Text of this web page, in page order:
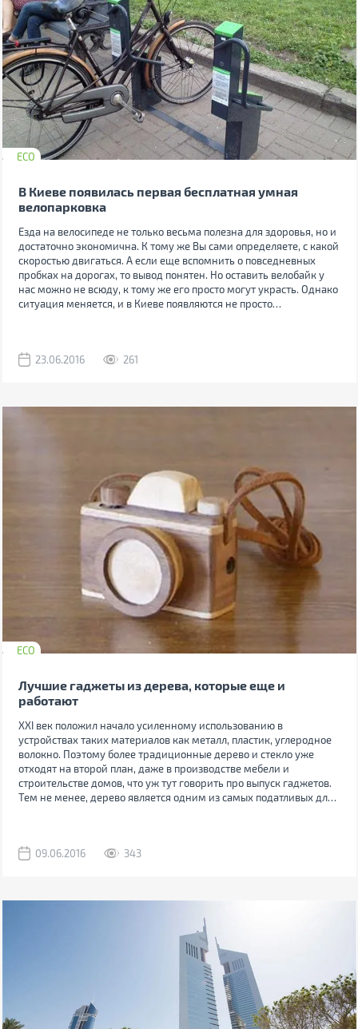
ECO
В Киеве появилась первая бесплатная умная
велопарковка
Езда на велосипеде не только весьма полезна для здоровья, но и
достаточно экономична. К тому же Вы сами определяете, с какой
скоростью двигаться. А если еще вспомнить о повседневных
пробках на дорогах, то вывод понятен. Но оставить велобайк у
нас можно не всюду, к тому же его просто могут украсть. Однако
ситуация меняется, и в Киеве появляются не просто
23.06.2016 261
ECO
Лучшие гаджеты из дерева, которые еще и
работают
XXI век положил начало усиленному использованию в
устройствах таких материалов как металл, пластик, углеродное
волокно. Поэтому более традиционные дерево и стекло уже
отходят на второй план, даже в производстве мебели и
строительстве домов, что уж тут говорить про выпуск гаджетов.
Тем не менее, дерево является одним из самых податливых для
железным или пластиковым оригиналам. Не верите? Убедитесь
09.06.2016 343